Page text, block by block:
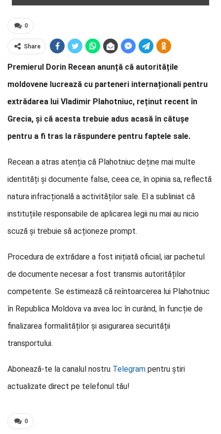
0
Share
Premierul Dorin Recean anunță că autoritățile
moldovene lucrează cu parteneri internaționali pentru
extrădarea lui Vladimir Plahotniuc, reținut recent în
Grecia, și că acesta trebuie adus acasă în cătușe
pentru a fi tras la răspundere pentru faptele sale.
Recean a atras atenția că Plahotniuc deține mai multe
identități și documente false, ceea ce, în opinia sa, reflectă
natura infracțională a activităților sale. El a subliniat că
instituțiile responsabile de aplicarea legii nu mai au nicio
scuză și trebuie să acționeze prompt.
Procedura de extrădare a fost inițiată oficial, iar pachetul
de documente necesar a fost transmis autorităților
competente. Se estimează că reîntoarcerea lui Plahotniuc
în Republica Moldova va avea loc în curând, în funcție de
finalizarea formalităților și asigurarea securității
transportului.
Abonează-te la canalul nostru Telegram pentru știri
actualizate direct pe telefonul tău!
0